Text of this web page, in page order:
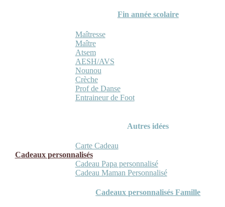
Fin année scolaire
Maîtresse
Maître
Atsem
AESH/AVS
Nounou
Crèche
Prof de Danse
Entraineur de Foot
Autres idées
Carte Cadeau
Cadeaux personnalisés
Cadeau Papa personnalisé
Cadeau Maman Personnalisé
Cadeaux personnalisés Famille